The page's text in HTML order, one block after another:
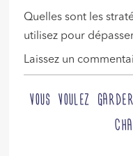
Quelles sont les
utilisez pour
Laissez un
VOUS VOULEZ